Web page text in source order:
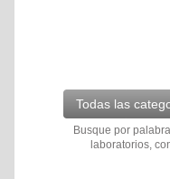
Todas las
Busque por
laboratorios,